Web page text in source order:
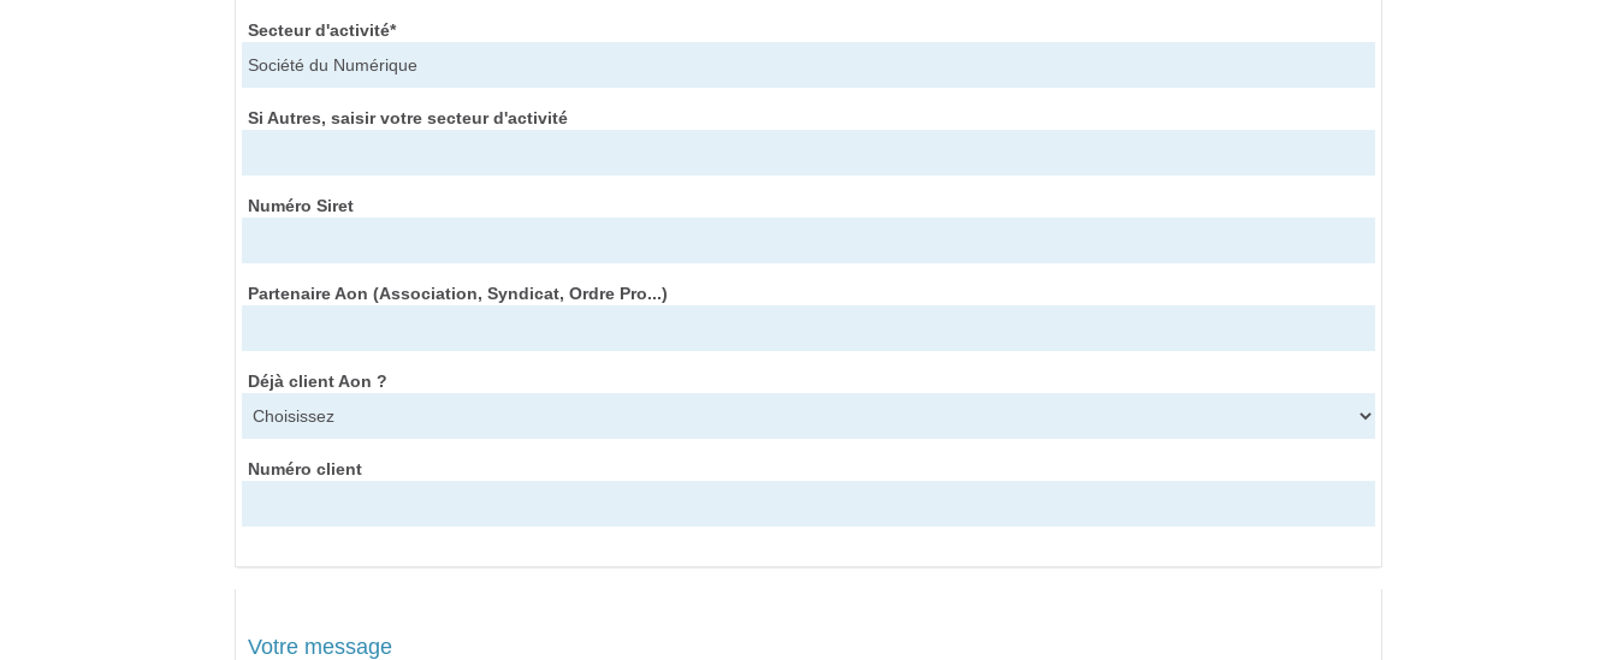
Secteur d'activité*
Si Autres, saisir votre secteur d'activité
Numéro Siret
Partenaire Aon (Association, Syndicat, Ordre Pro...)
Déjà client Aon ?
Numéro client
Votre message